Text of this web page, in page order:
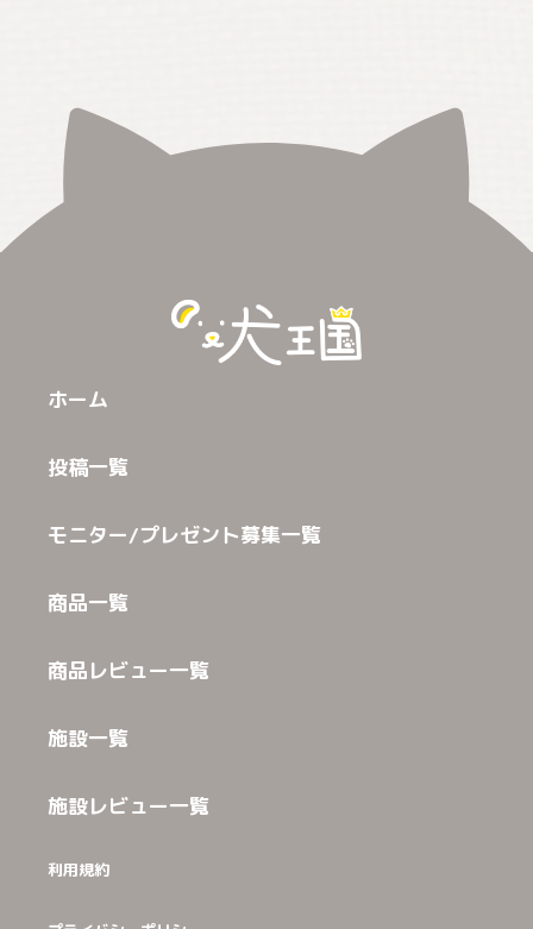
ホーム
投稿一覧
モニター/プレゼント募集一覧
商品一覧
商品レビュー一覧
施設一覧
施設レビュー一覧
利用規約